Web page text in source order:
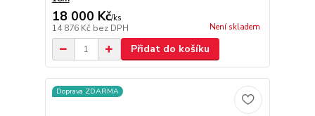
18 000 Kč/ks
14 876 Kč bez DPH Není skladem
Přidat do košíku
Doprava ZDARMA